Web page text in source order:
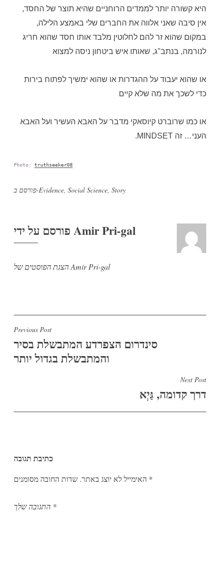
היא קשורה יותר לממדים הרוחניים שהיא תוצר של החסד,
אין סיבה שאני אלווה את החברים שלי באמצע הלילה,
במקום שהוא זר להם לחלוטין מלבד אותו חסד שהוא חריג
לנורמה, בנתב"ג, שאותו איש ביטחון ניסה למצוא
או שהוא יעבוד על ההגדרות או שהוא ימשיך לפתוח בירות
כדי לשכך את מה שלא קיים
או כמו שרוברט קיוסאקי מדבר על האבא העשיר ועל האבא
העני… זה MINDSET.
Photo: truthseeker08
פורסם ב-Evidence Social Science Story
Amir Pri-gal
הצגת הפוסטים של Amir Pri-gal
ניווט
Previous Post
סינדרום הצפרדע המתבשלת בסיר
והמתבשלת בגדול יותר
Next Post
דרך קדומה, גַּיְא
כתיבת תגובה
האימייל לא יוצג באתר. *
*